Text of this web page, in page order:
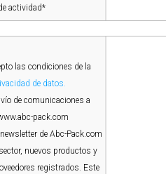
actividad*
las condiciones de la
de datos.
de comunicaciones a
pack.com
de Abc-Pack.com
nuevos productos y
registrados. Este